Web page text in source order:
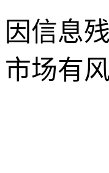
因信息
市场有